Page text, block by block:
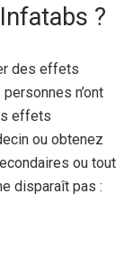
?
des effets
n’ont
effets
ou obtenez
ou tout
disparaît pas :